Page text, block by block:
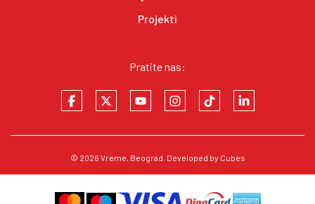
Projekti
Pratite nas:
© 2026 Vreme, Beograd. Developed by Cubes